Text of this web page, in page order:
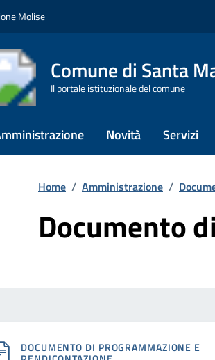
Molise
Comune di Santa
Il portale istituzionale del comune
Novità Servizi
Home / Amministrazione /
Documento
DOCUMENTO DI PROGRAMMAZIONE E